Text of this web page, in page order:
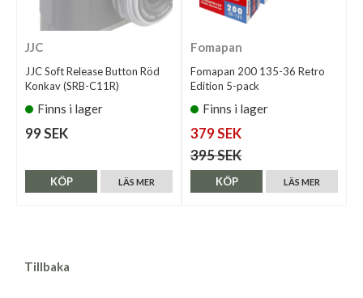
JJC
JJC Soft Release Button Röd
Konkav (SRB-C11R)
Finns i lager
99 SEK
LÄS MER
KÖP
Fomapan
Fomapan 200 135-36 Retro
Edition 5-pack
Finns i lager
379 SEK
395 SEK
LÄS MER
KÖP
Tillbaka